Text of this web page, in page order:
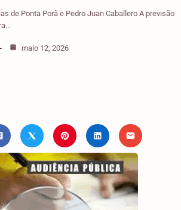
de Ponta Porã e Pedro Juan Caballero A previsão
maio 12, 2026